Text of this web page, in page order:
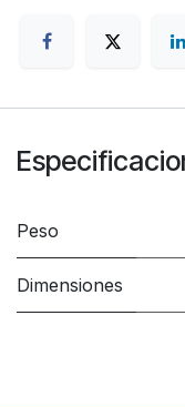
Peso
Dimensiones